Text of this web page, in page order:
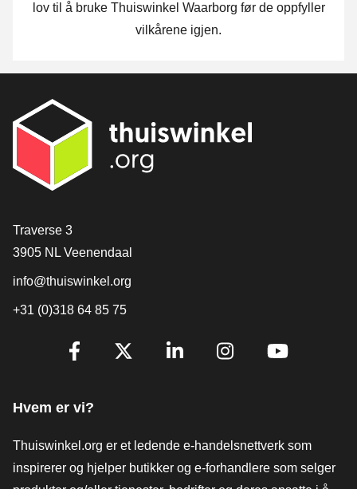
lov til å bruke Thuiswinkel Waarborg før de oppfyller
vilkårene igjen.
[_General:Contact]
Traverse 3
3905 NL Veenendaal
info@thuiswinkel.org
+31 (0)318 64 85 75
[_General:SocialMediaTitle]
Hvem er vi?
Thuiswinkel.org er et ledende e-handelsnettverk som
inspirerer og hjelper butikker og e-forhandlere som selger